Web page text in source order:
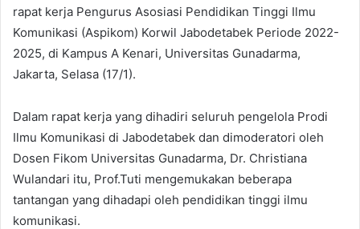
rapat kerja Pengurus Asosiasi Pendidikan Tinggi Ilmu
Komunikasi (Aspikom) Korwil Jabodetabek Periode 2022-
2025, di Kampus A Kenari, Universitas Gunadarma,
Jakarta, Selasa (17/1).
Dalam rapat kerja yang dihadiri seluruh pengelola Prodi
Ilmu Komunikasi di Jabodetabek dan dimoderatori oleh
Dosen Fikom Universitas Gunadarma, Dr. Christiana
Wulandari itu, Prof.Tuti mengemukakan beberapa
tantangan yang dihadapi oleh pendidikan tinggi ilmu
komunikasi.